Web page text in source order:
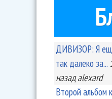
ДИВИЗОР: Я
так далеко за...
назад alexard
Второй альбом